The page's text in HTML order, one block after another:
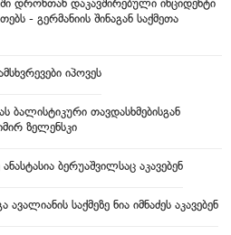
დრონთან დაკავშირებული ინციდენტი
- გერმანიის შინაგან საქმეთა
იპოვეს
ბალისტიკური თავდასხმებისგან
ზელენსკი
ბერუაშვილსაც აკავებენ
საქმეზე ნია იმნაძეს აკავებენ